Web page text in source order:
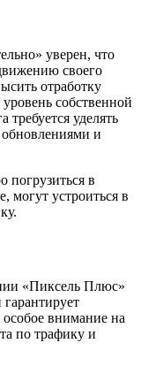
уверен, что
своего
отработку
собственной
уделять
обновлениями и
погрузиться в
могут устроиться в
«Пиксель Плюс»
особое внимание на
по трафику и